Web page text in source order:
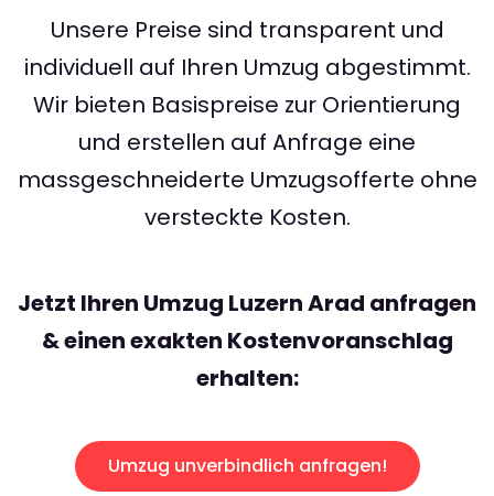
Unsere Preise sind transparent und
individuell auf Ihren Umzug abgestimmt.
Wir bieten Basispreise zur Orientierung
und erstellen auf Anfrage eine
massgeschneiderte Umzugsofferte ohne
versteckte Kosten.
Jetzt Ihren Umzug Luzern Arad anfragen
& einen exakten Kostenvoranschlag
erhalten:
Umzug unverbindlich anfragen!